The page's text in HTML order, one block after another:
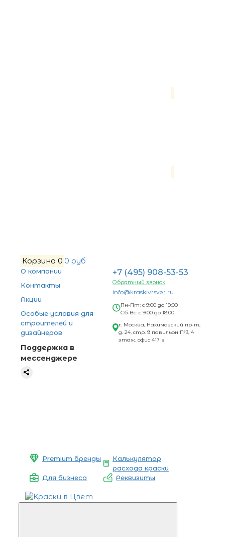
Корзина 0 0 руб
О компании
Контакты
Акции
Особые условия для
строителей и
дизайнеров
Поддержка в
мессенджере
+7 (495) 908-53-53
Обратный звонок
info@kraskivtsvet.ru
Пн-Пт: с 9:00 до 19:00
Сб-Вс: с 9:00 до 18:00
г. Москва, Нахимовский пр-т,
д. 24, стр. 9 павильон №3, 4
этаж. офис 417 в
Premium бренды
Калькулятор
расхода краски
Для бизнеса
Реквизиты